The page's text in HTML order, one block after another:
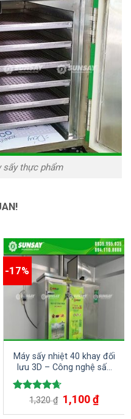
sấy thực phẩm
-17%
Máy sấy nhiệt 40 khay đối
lưu 3D – Công nghệ sấy
hoa quả, trái cây, dược
liệu hiệu quả bằng gió đối
lưu từ SUNSAY
Được xếp
1,320₫ 1,100₫